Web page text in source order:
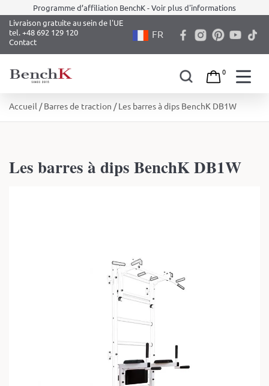
Programme d’affiliation BenchK - Voir plus d'informations
Livraison gratuite au sein de l'UE
tel. +48 692 129 120
Contact
FR
0
Accueil /Barres de traction / Les barres à dips BenchK DB1W
Les barres à dips BenchK DB1W